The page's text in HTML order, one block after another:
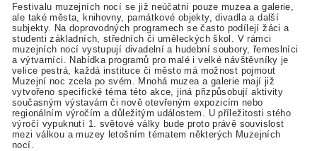
Festivalu muzejních nocí se již neúčatní pouze muzea a galerie,
ale také města, knihovny, památkové objekty, divadla a další
subjekty. Na doprovodných programech se často podílejí žáci a
studenti základních, středních či uměleckých škol. V rámci
muzejních nocí vystupují divadelní a hudební soubory, řemeslníci
a výtvarníci. Nabídka programů pro malé i velké návštěvníky je
velice pestrá, každá instituce či město má možnost pojmout
Muzejní noc zcela po svém. Mnohá muzea a galerie mají již
vytvořeno specifické téma této akce, jiná přizpůsobují aktivity
současným výstavám či nově otevřeným expozicím nebo
regionálním výročím a důležitým událostem. U příležitosti stého
výročí vypuknutí 1. světové války bude proto právě souvislost
mezi válkou a muzey letošním tématem některých Muzejních
nocí.